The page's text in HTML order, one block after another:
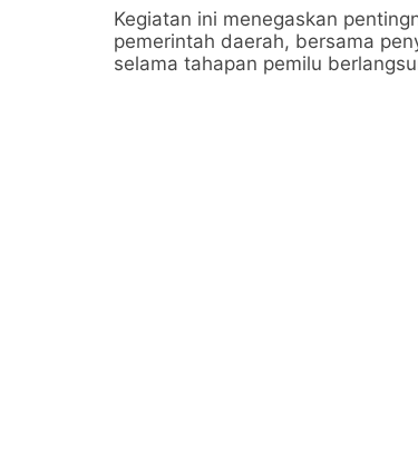
Kegiatan ini menegaskan
pemerintah daerah, bersama
selama tahapan pemilu